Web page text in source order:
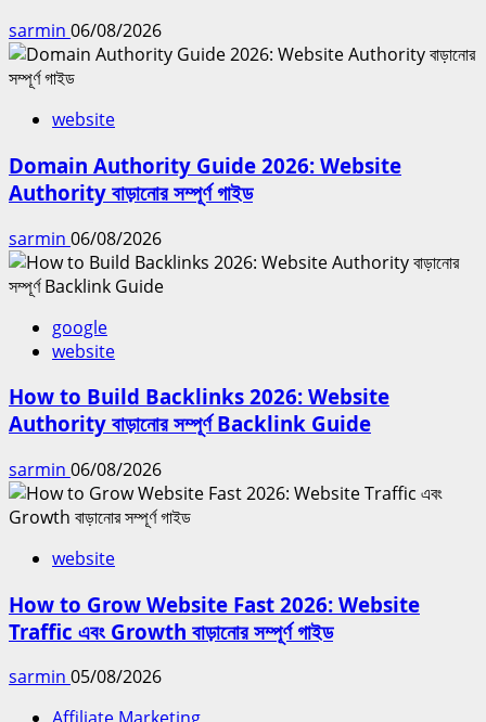
sarmin 06/08/2026
website
Domain Authority Guide 2026: Website
Authority বাড়ানোর সম্পূর্ণ গাইড
sarmin 06/08/2026
google
website
How to Build Backlinks 2026: Website
Authority বাড়ানোর সম্পূর্ণ Backlink Guide
sarmin 06/08/2026
website
How to Grow Website Fast 2026: Website
Traffic এবং Growth বাড়ানোর সম্পূর্ণ গাইড
sarmin 05/08/2026